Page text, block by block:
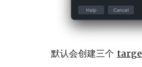
默认会创建三个